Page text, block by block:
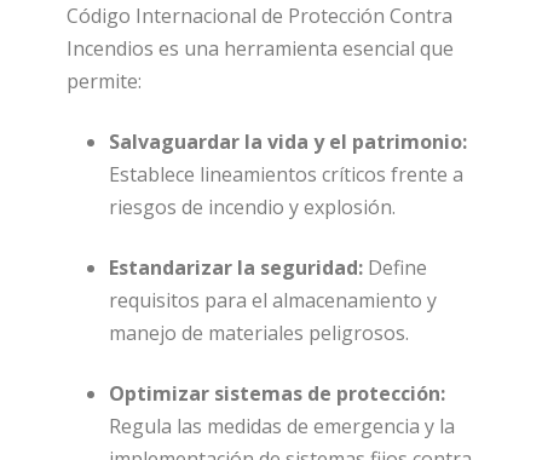
Código Internacional de Protección Contra
Incendios es una herramienta esencial que
permite:
Salvaguardar la vida y el patrimonio:
Establece lineamientos críticos frente a
riesgos de incendio y explosión.
Estandarizar la seguridad: Define
requisitos para el almacenamiento y
manejo de materiales peligrosos.
Optimizar sistemas de protección:
Regula las medidas de emergencia y la